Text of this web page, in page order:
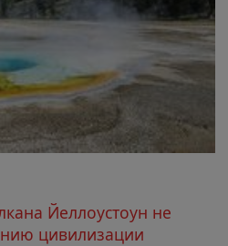
Йеллоустоун не
цивилизации